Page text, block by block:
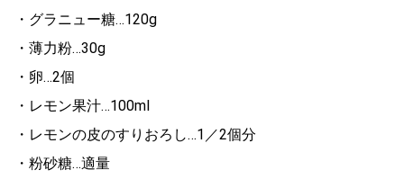
・グラニュー糖…120g
・薄力粉…30g
・卵…2個
・レモン果汁…100ml
・レモンの皮のすりおろし…1／2個分
・粉砂糖…適量